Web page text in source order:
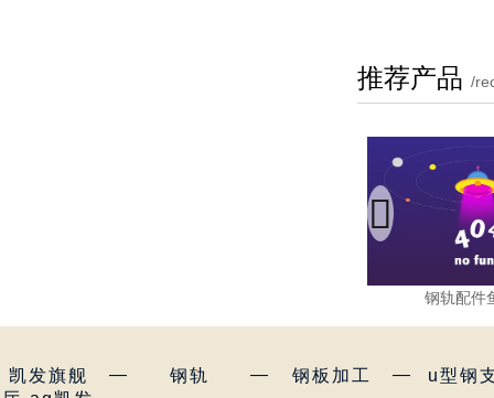
推荐产品 /
钢轨配件

凯发旗舰
— 钢轨 — 钢板加工 — u型钢